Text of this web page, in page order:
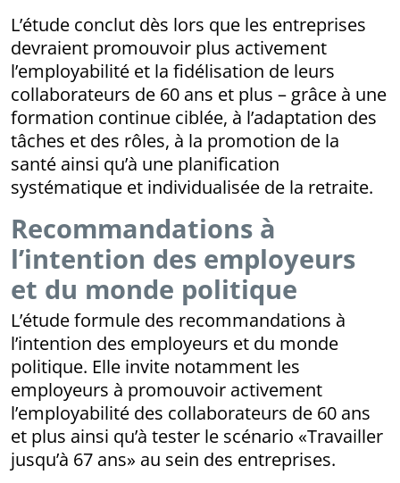
L’étude conclut dès lors que les entreprises
devraient promouvoir plus activement
l’employabilité et la fidélisation de leurs
collaborateurs de 60 ans et plus – grâce à une
formation continue ciblée, à l’adaptation des
tâches et des rôles, à la promotion de la
santé ainsi qu’à une planification
systématique et individualisée de la retraite.
Recommandations à
l’intention des employeurs
et du monde politique
L’étude formule des recommandations à
l’intention des employeurs et du monde
politique. Elle invite notamment les
employeurs à promouvoir activement
l’employabilité des collaborateurs de 60 ans
et plus ainsi qu’à tester le scénario «Travailler
jusqu’à 67 ans» au sein des entreprises.